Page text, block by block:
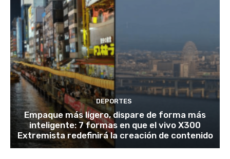
DEPORTES
Empaque más ligero, dispare de forma más
inteligente: 7 formas en que el vivo X300
Extremista redefinirá la creación de contenido